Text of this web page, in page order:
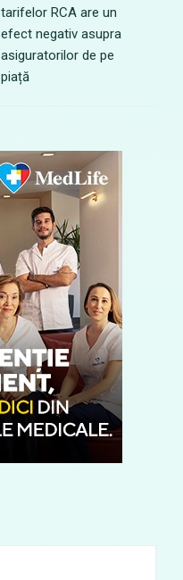
tarifelor RCA are un
efect negativ asupra
asiguratorilor de pe
piață